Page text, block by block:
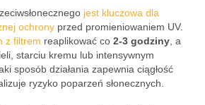
jest kluczowa dla
ochrony przed promieniowaniem UV.
z filtrem reaplikować co 2-3 godziny , a
starciu kremu lub intensywnym
sposób działania zapewnia ciągłość
ryzyko poparzeń słonecznych.